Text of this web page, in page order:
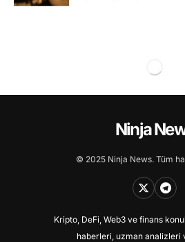
Ninja
© 2025 Ninja News. Tüm
Kripto, DeFi, Web3 ve finans
haberleri, uzman analizleri